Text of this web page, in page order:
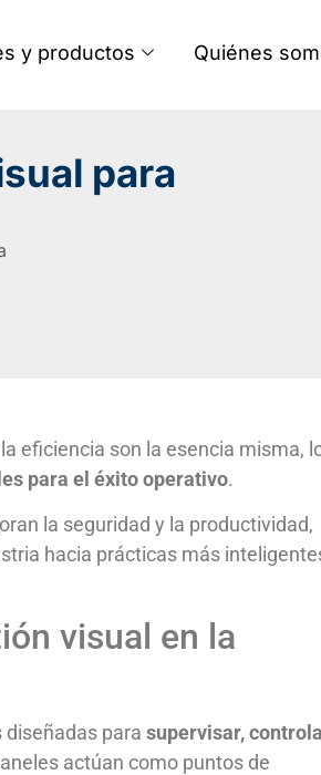
y productos Quiénes
para
eficiencia son la esencia misma,
para el éxito operativo.
la seguridad y la productividad,
hacia prácticas más
visual en la
para supervisar,
actúan como puntos de